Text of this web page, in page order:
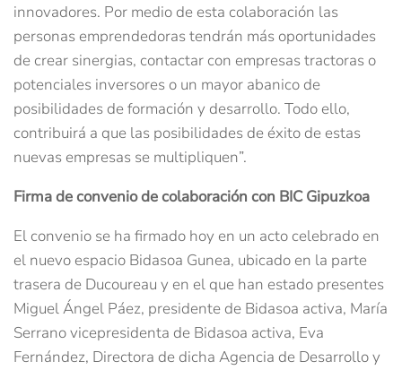
innovadores. Por medio de esta colaboración las
personas emprendedoras tendrán más oportunidades
de crear sinergias, contactar con empresas tractoras o
potenciales inversores o un mayor abanico de
posibilidades de formación y desarrollo. Todo ello,
contribuirá a que las posibilidades de éxito de estas
nuevas empresas se multipliquen”.
Firma de convenio de colaboración con BIC Gipuzkoa
El convenio se ha firmado hoy en un acto celebrado en
el nuevo espacio Bidasoa Gunea, ubicado en la parte
trasera de Ducoureau y en el que han estado presentes
Miguel Ángel Páez, presidente de Bidasoa activa, María
Serrano vicepresidenta de Bidasoa activa, Eva
Fernández, Directora de dicha Agencia de Desarrollo y